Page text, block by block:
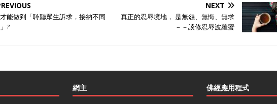
能做到「聆聽眾生訴求，接納不同
?
NEXT
真正的忍辱境地， 是無怨、無悔、無求
－－談修忍辱波羅蜜
網主 佛經應用程式